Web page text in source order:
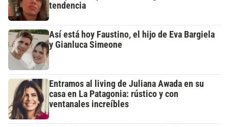
tendencia
Así está hoy Faustino, el hijo de Eva Bargiela
y Gianluca Simeone
Entramos al living de Juliana Awada en su
casa en La Patagonia: rústico y con
ventanales increíbles